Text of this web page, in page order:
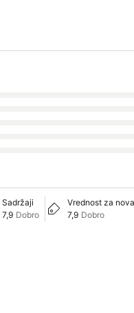
Sadržaji
7,9 Dobro
Vrednost za
7,9 Dobro